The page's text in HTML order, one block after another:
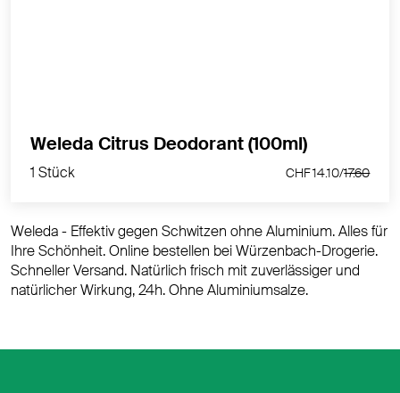
1 Stück CHF 14.10/
Weleda Citrus Deodorant (100ml)
1 Stück CHF 14.10/17.60
Weleda - Effektiv gegen Schwitzen ohne Aluminium. Alles für
Ihre Schönheit. Online bestellen bei Würzenbach-Drogerie.
Schneller Versand. Natürlich frisch mit zuverlässiger und
natürlicher Wirkung, 24h. Ohne Aluminiumsalze.